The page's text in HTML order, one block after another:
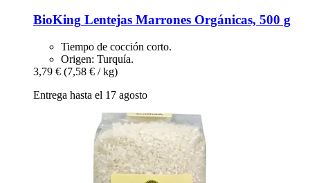
BioKing Lentejas Marrones Orgánicas, 500 g
Tiempo de cocción corto.
Origen: Turquía.
3,79 € (7,58 € / kg)
Entrega hasta el 17 agosto